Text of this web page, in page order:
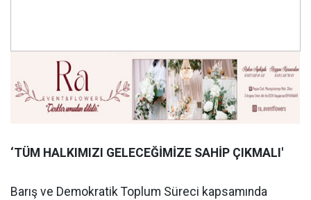
‘TÜM HALKIMIZI GELECEĞİMİZE SAHİP ÇIKMALI'
Barış ve Demokratik Toplum Süreci kapsamında